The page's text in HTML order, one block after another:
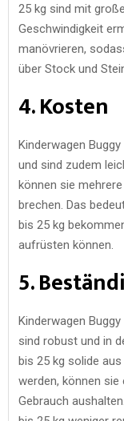
25 kg sind mit
Geschwindigkeit
manövrieren,
über Stock und
4. Kosten
Kinderwagen
und sind zudem
können sie
brechen. Das
bis 25 kg
aufrüsten können.
5.
Kinderwagen
sind robust und in
bis 25 kg solide
werden, können
Gebrauch